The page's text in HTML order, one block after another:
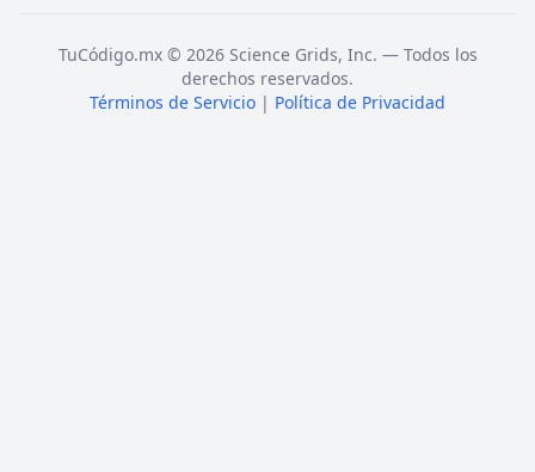
TuCódigo.mx © 2026 Science Grids, Inc. — Todos los
derechos reservados.
Términos de Servicio | Política de Privacidad